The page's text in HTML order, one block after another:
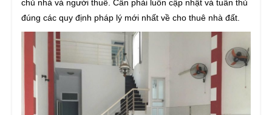
chủ nhà và người thuê. Cần phải luôn cập nhật và tuân thủ
đúng các quy định pháp lý mới nhất về cho thuê nhà đất.